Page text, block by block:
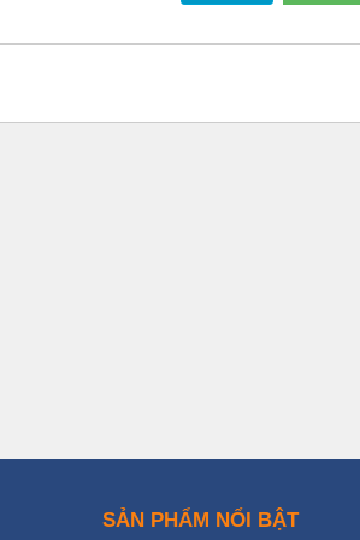
SẢN PHẨM NỔI BẬT